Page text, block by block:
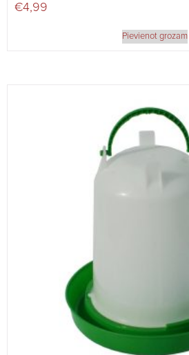
€4,99
Pievienot grozam